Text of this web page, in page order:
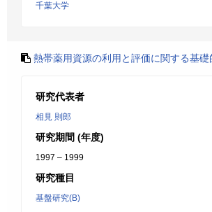
千葉大学
熱帯薬用資源の利用と評価に関する基礎
研究代表者
相見 則郎
研究期間 (年度)
1997 – 1999
研究種目
基盤研究(B)